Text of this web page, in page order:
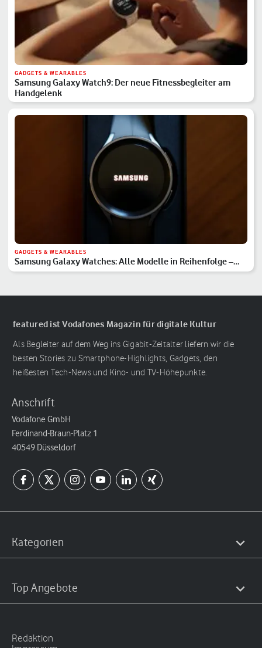
GADGETS & WEARABLES
Samsung Galaxy Watch9: Der neue Fitnessbegleiter am
Handgelenk
GADGETS & WEARABLES
Samsung Galaxy Watches: Alle Modelle in Reihenfolge –
Hauptserie, Classic & Ultra
featured ist Vodafones Magazin für digitale Kultur
Als Begleiter auf dem Weg ins Gigabit-Zeitalter liefern wir die
besten Stories zu Smartphone-Highlights, Gadgets, den
heißesten Tech-News und Kino- und TV-Höhepunkte.
Anschrift
Vodafone GmbH
Ferdinand-Braun-Platz 1
40549 Düsseldorf
Kategorien
Top Angebote
Redaktion